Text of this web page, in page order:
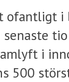
ofantligt i
tio
i
500